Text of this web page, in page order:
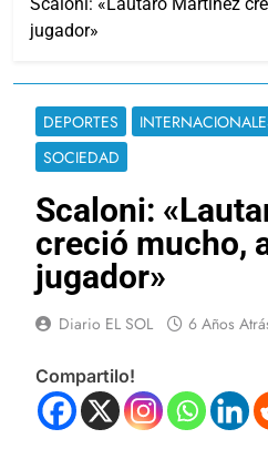
jugador»
DEPORTES
SOCIEDAD
Scaloni:
creció mucho,
jugador»
Diario EL SOL 6 Años
Compartilo!